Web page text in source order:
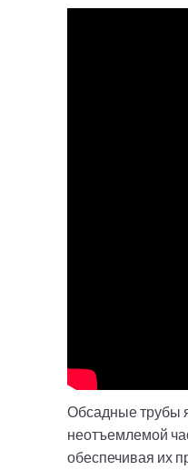
Обсадные трубы
неотъемлемой
обеспечивая их